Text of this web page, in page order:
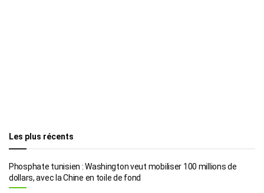
Les plus récents
Phosphate tunisien : Washington veut mobiliser 100 millions de
dollars, avec la Chine en toile de fond